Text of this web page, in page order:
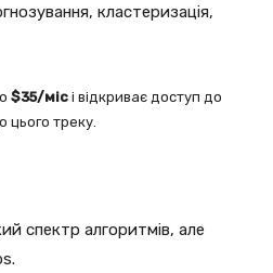
кластеризація,
$35/міс і відкриває доступ до
цього треку.
спектр алгоритмів, але